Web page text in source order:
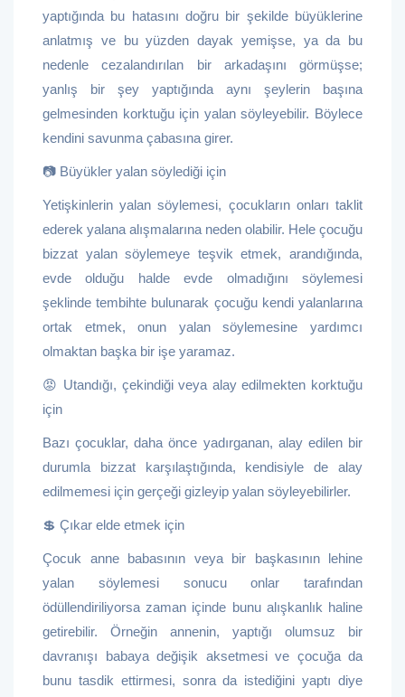
yaptığında bu hatasını doğru bir şekilde büyüklerine
anlatmış ve bu yüzden dayak yemişse, ya da bu
nedenle cezalandırılan bir arkadaşını görmüşse;
yanlış bir şey yaptığında aynı şeylerin başına
gelmesinden korktuğu için yalan söyleyebilir. Böylece
kendini savunma çabasına girer.
📷 Büyükler yalan söylediği için
Yetişkinlerin yalan söylemesi, çocukların onları taklit
ederek yalana alışmalarına neden olabilir. Hele çocuğu
bizzat yalan söylemeye teşvik etmek, arandığında,
evde olduğu halde evde olmadığını söylemesi
şeklinde tembihte bulunarak çocuğu kendi yalanlarına
ortak etmek, onun yalan söylemesine yardımcı
olmaktan başka bir işe yaramaz.
😡 Utandığı, çekindiği veya alay edilmekten korktuğu
için
Bazı çocuklar, daha önce yadırganan, alay edilen bir
durumla bizzat karşılaştığında, kendisiyle de alay
edilmemesi için gerçeği gizleyip yalan söyleyebilirler.
💲 Çıkar elde etmek için
Çocuk anne babasının veya bir başkasının lehine
yalan söylemesi sonucu onlar tarafından
ödüllendiriliyorsa zaman içinde bunu alışkanlık haline
getirebilir. Örneğin annenin, yaptığı olumsuz bir
davranışı babaya değişik aksetmesi ve çocuğa da
bunu tasdik ettirmesi, sonra da istediğini yaptı diye